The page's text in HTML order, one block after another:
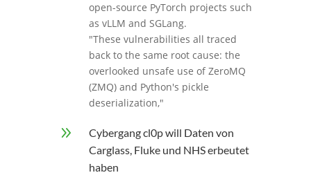
open-source PyTorch projects such
as vLLM and SGLang.
"These vulnerabilities all traced
back to the same root cause: the
overlooked unsafe use of ZeroMQ
(ZMQ) and Python's pickle
deserialization,"
9
Cybergang cl0p will Daten von
Carglass, Fluke und NHS erbeutet
haben